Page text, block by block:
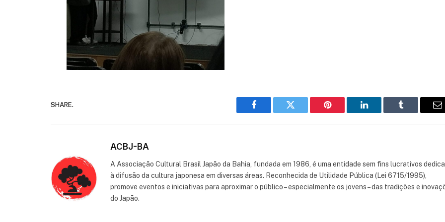
SHARE.
Facebook Twitter Pinterest LinkedIn Tumblr
ACBJ-BA
A Associação Cultural Brasil Japão da Bahia, fundada em 1986, é uma entidade sem fins lucrativos
à difusão da cultura japonesa em diversas áreas. Reconhecida de Utilidade Pública (Lei 6715/1995),
promove eventos e iniciativas para aproximar o público – especialmente os jovens – das tradições e
do Japão.